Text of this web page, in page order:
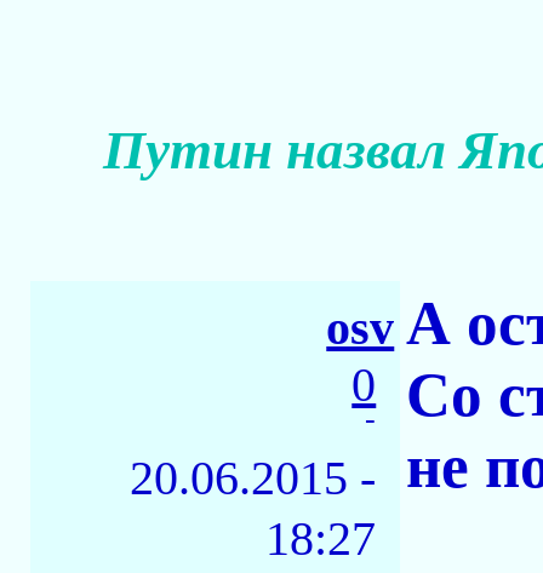
Путин назвал
osv
0
-
20.06.2015 -
18:27
А
Со
не